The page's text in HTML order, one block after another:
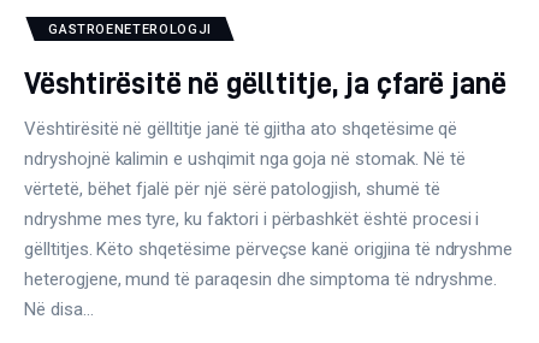
Mirëqenie
Okulistike
Onkologji
ORL
GASTROENETEROLOGJI
Vështirësitë në gëlltitje, ja çfarë janë
Vështirësitë në gëlltitje janë të gjitha ato shqetësime që
ndryshojnë kalimin e ushqimit nga goja në stomak. Në të
vërtetë, bëhet fjalë për një sërë patologjish, shumë të
ndryshme mes tyre, ku faktori i përbashkët është procesi i
gëlltitjes. Këto shqetësime përveçse kanë origjina të ndryshme
heterogjene, mund të paraqesin dhe simptoma të ndryshme.
Në disa…